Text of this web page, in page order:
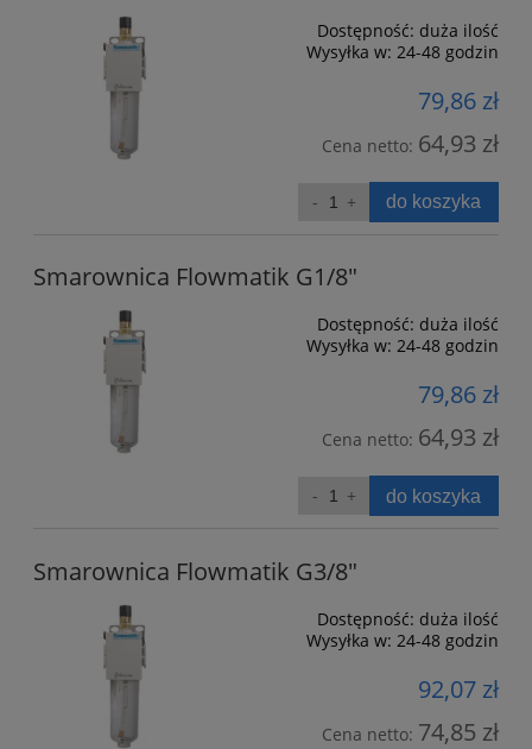
Dostępność: duża ilość
Wysyłka w: 24-48 godzin
79,86 zł
Cena netto: 64,93 zł
do koszyka
Smarownica Flowmatik G1/8"
Dostępność: duża ilość
Wysyłka w: 24-48 godzin
79,86 zł
Cena netto: 64,93 zł
do koszyka
Smarownica Flowmatik G3/8"
Dostępność: duża ilość
Wysyłka w: 24-48 godzin
92,07 zł
Cena netto: 74,85 zł